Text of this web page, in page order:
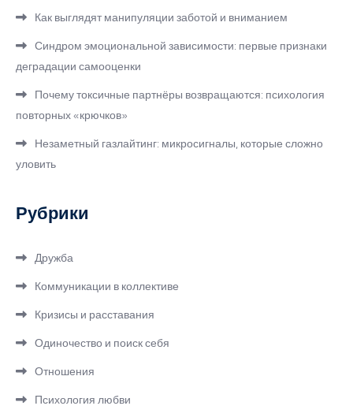
Как выглядят манипуляции заботой и вниманием
Синдром эмоциональной зависимости: первые признаки
деградации самооценки
Почему токсичные партнёры возвращаются: психология
повторных «крючков»
Незаметный газлайтинг: микросигналы, которые сложно
уловить
Рубрики
Дружба
Коммуникации в коллективе
Кризисы и расставания
Одиночество и поиск себя
Отношения
Психология любви